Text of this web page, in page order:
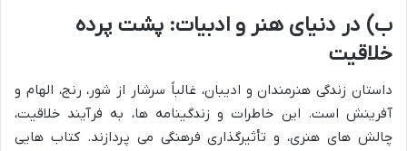
ب) در دنیای هنر و ادبیات: پشت پرده
خلاقیت
داستان زندگی هنرمندان و ادیبان، غالباً سرشار از شور، رنج، الهام و
آفرینش است. این خاطرات و زندگینامه ها، به فرآیند خلاقیت،
چالش های هنری، و تأثیرگذاری فرهنگی می پردازند. کتاب هایی